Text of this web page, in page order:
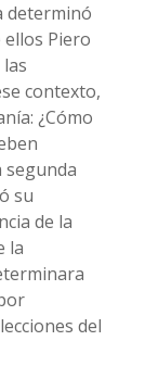
determinó
ellos Piero
contexto,
¿Cómo
su
de la
la
del